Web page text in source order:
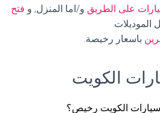
على الطريق و/اما المنزل, و فتح
الموديلات.
باسعار رخيصة.
الكويت
الكويت رخيص؟